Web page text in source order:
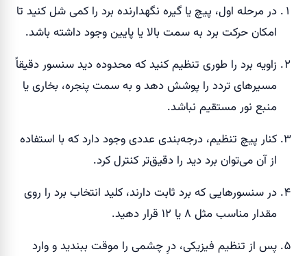
در مرحله اول، پیچ یا گیره نگهدارنده برد را کمی شل کنید تا
امکان حرکت برد به سمت بالا یا پایین وجود داشته باشد.
زاویه برد را طوری تنظیم کنید که محدوده دید سنسور دقیقاً
مسیرهای تردد را پوشش دهد و به سمت پنجره، بخاری یا
منبع نور مستقیم نباشد.
کنار پیچ تنظیم، درجه‌بندی عددی وجود دارد که با استفاده
از آن می‌توان برد دید را دقیق‌تر کنترل کرد.
در سنسورهایی که برد ثابت دارند، کلید انتخاب برد را روی
مقدار مناسب مثل ۸ یا ۱۲ قرار دهید.
پس از تنظیم فیزیکی، درِ چشمی را موقت ببندید و وارد